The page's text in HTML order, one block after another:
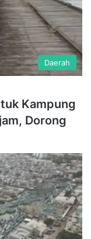
Daerah
Kampung
Dorong